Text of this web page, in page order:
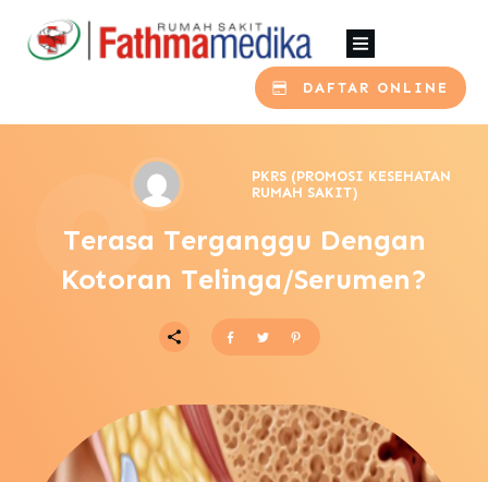
DAFTAR ONLINE
PKRS (PROMOSI KESEHATAN
RUMAH SAKIT)
Terasa Terganggu Dengan
Kotoran Telinga/Serumen?